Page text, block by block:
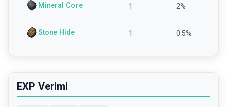
Mineral Core 1 2%
Stone Hide 1 0.5%
EXP Verimi